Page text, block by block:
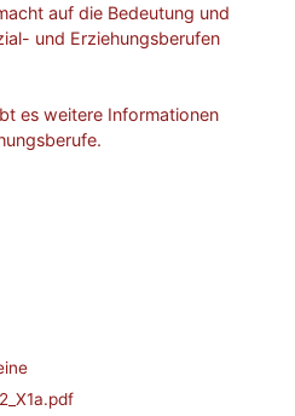
auf die Bedeutung und
und Erziehungsberufen
es weitere Informationen